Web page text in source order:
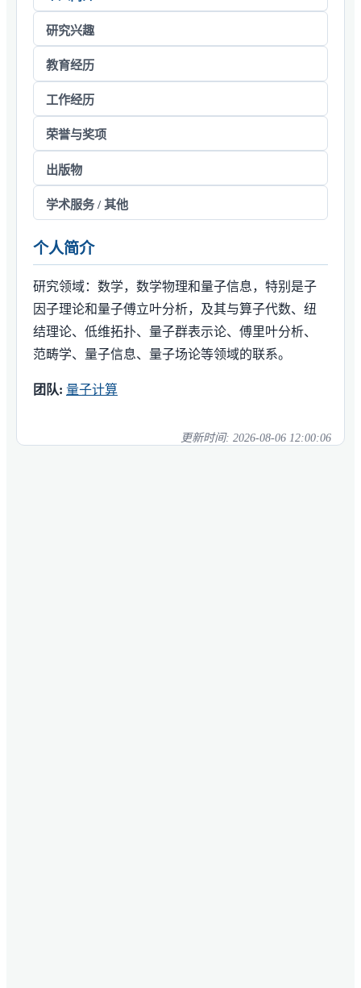
研究兴趣
教育经历
工作经历
荣誉与奖项
出版物
学术服务 / 其他
个人简介
研究领域：数学，数学物理和量子信息，特别是子
因子理论和量子傅立叶分析，及其与算子代数、纽
结理论、低维拓扑、量子群表示论、傅里叶分析、
范畴学、量子信息、量子场论等领域的联系。
团队: 量子计算
更新时间: 2026-08-06 12:00:06